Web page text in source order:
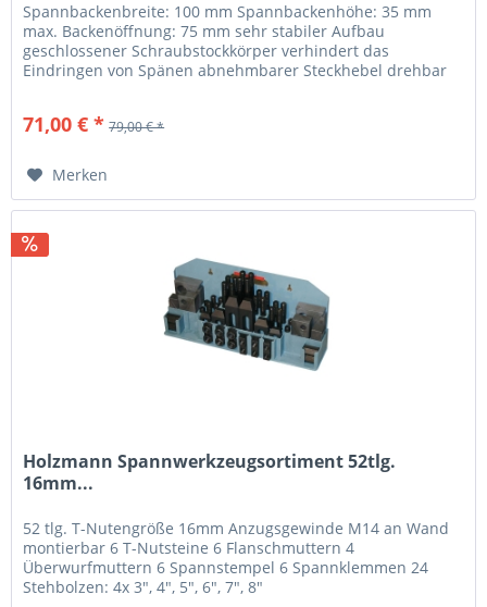
Spannbackenbreite: 100 mm Spannbackenhöhe: 35 mm
max. Backenöffnung: 75 mm sehr stabiler Aufbau
geschlossener Schraubstockkörper verhindert das
Eindringen von Spänen abnehmbarer Steckhebel drehbar
71,00 € * 79,00 € *
Merken
Holzmann Spannwerkzeugsortiment 52tlg.
16mm...
52 tlg. T-Nutengröße 16mm Anzugsgewinde M14 an Wand
montierbar 6 T-Nutsteine 6 Flanschmuttern 4
Überwurfmuttern 6 Spannstempel 6 Spannklemmen 24
Stehbolzen: 4x 3", 4", 5", 6", 7", 8"